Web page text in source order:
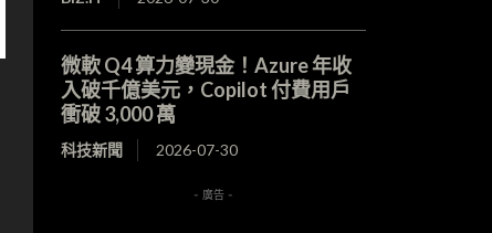
微軟 Q4 算力變現金！Azure 年收
入破千億美元，Copilot 付費用戶
衝破 3,000 萬
科技新聞 2026-07-30
- 廣告 -